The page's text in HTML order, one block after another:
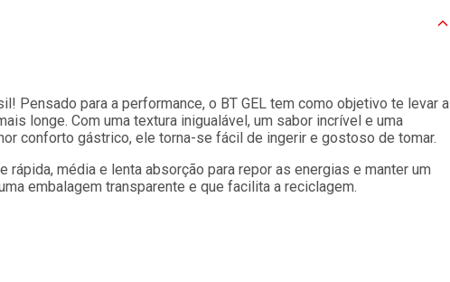
Pensado para a performance, o BT GEL tem como objetivo te levar a
longe. Com uma textura inigualável, um sabor incrível e uma
conforto gástrico, ele torna-se fácil de ingerir e gostoso de tomar.
média e lenta absorção para repor as energias e manter um
embalagem transparente e que facilita a reciclagem.